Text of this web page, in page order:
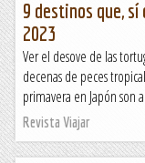
9 destinos que,
2023
Ver el desove de las
decenas de peces
primavera en Japón son
Revista Viajar